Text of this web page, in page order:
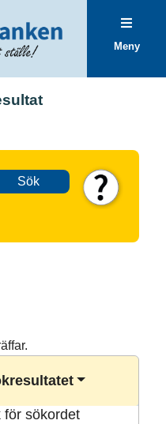
Meny
Sök
för sökordet